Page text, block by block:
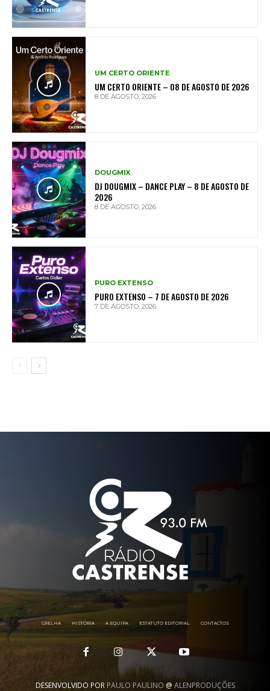
UM CERTO ORIENTE
UM CERTO ORIENTE – 08 DE AGOSTO DE 2026
8 DE AGOSTO, 2026
DOUGMIX
DJ DOUGMIX – DANCE PLAY – 8 DE AGOSTO DE
2026
8 DE AGOSTO, 2026
PURO EXTENSO
PURO EXTENSO – 7 DE AGOSTO DE 2026
7 DE AGOSTO, 2026
GRELHA HISTÓRIA A EQUIPA ESTATUTO EDITORIAL CONTACTOS
DESENVOLVIDO POR PAULO PAULINO @ ALENPRODUÇÕES